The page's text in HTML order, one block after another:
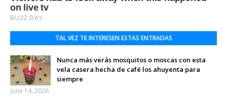
TAL VEZ TE INTERESEN ESTAS ENTRADAS
Nunca más verás mosquitos o moscas con esta
vela casera hecha de café los ahuyenta para
siempre
June 14, 2026